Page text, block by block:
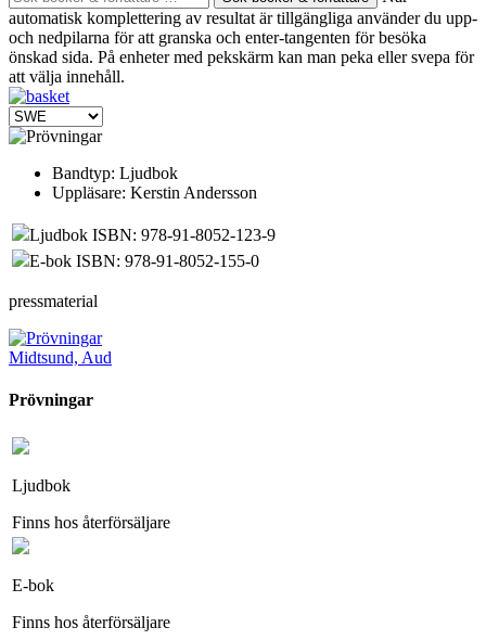
böcker
&
författare
efter:
automatisk komplettering av resultat är tillgängliga använder du upp-
och nedpilarna för att granska och enter-tangenten för besöka
önskad sida. På enheter med pekskärm kan man peka eller svepa för
att välja innehåll.
Bandtyp: Ljudbok
Uppläsare: Kerstin Andersson
Ljudbok ISBN: 978-91-8052-123-9
E-bok ISBN: 978-91-8052-155-0
pressmaterial
Midtsund, Aud
Prövningar
Ljudbok
Finns hos återförsäljare
E-bok
Finns hos återförsäljare